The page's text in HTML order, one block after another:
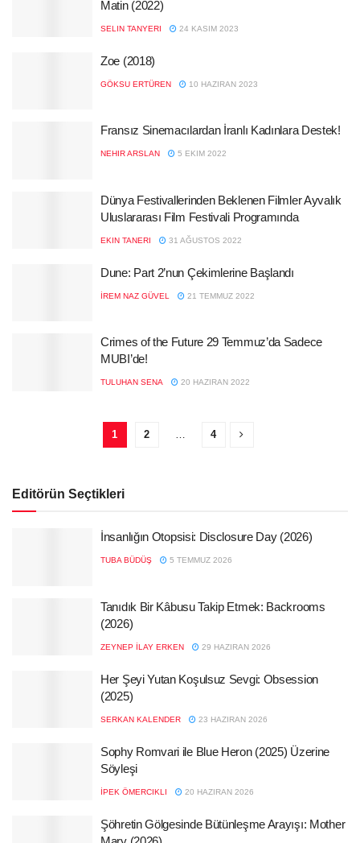
Matin (2022)
SELIN TANYERI 24 KASIM 2023
Zoe (2018)
GÖKSU ERTÜREN 10 HAZIRAN 2023
Fransız Sinemacılardan İranlı Kadınlara Destek!
NEHIR ARSLAN 5 EKIM 2022
Dünya Festivallerinden Beklenen Filmler Ayvalık
Uluslararası Film Festivali Programında
EKIN TANERI 31 AĞUSTOS 2022
Dune: Part 2’nun Çekimlerine Başlandı
İREM NAZ GÜVEL 21 TEMMUZ 2022
Crimes of the Future 29 Temmuz’da Sadece
MUBI’de!
TULUHAN SENA 20 HAZIRAN 2022
1 2 … 4
Editörün Seçtikleri
İnsanlığın Otopsisi: Disclosure Day (2026)
TUBA BÜDÜŞ 5 TEMMUZ 2026
Tanıdık Bir Kâbusu Takip Etmek: Backrooms
(2026)
ZEYNEP İLAY ERKEN 29 HAZIRAN 2026
Her Şeyi Yutan Koşulsuz Sevgi: Obsession
(2025)
SERKAN KALENDER 23 HAZIRAN 2026
Sophy Romvari ile Blue Heron (2025) Üzerine
Söyleşi
İPEK ÖMERCIKLI 20 HAZIRAN 2026
Şöhretin Gölgesinde Bütünleşme Arayışı: Mother